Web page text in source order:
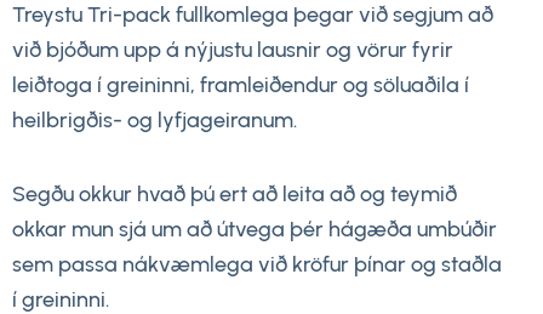
Treystu Tri-pack fullkomlega þegar við segjum að
við bjóðum upp á nýjustu lausnir og vörur fyrir
leiðtoga í greininni, framleiðendur og söluaðila í
heilbrigðis- og lyfjageiranum.
Segðu okkur hvað þú ert að leita að og teymið
okkar mun sjá um að útvega þér hágæða umbúðir
sem passa nákvæmlega við kröfur þínar og staðla
í greininni.